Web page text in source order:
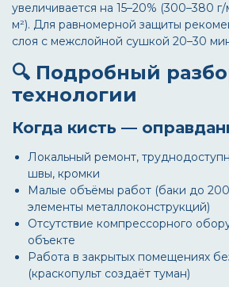
увеличивается на 15–20% (300–380
м²). Для равномерной защиты
слоя с межслойной сушкой 20–30
🔍 Подробный
технологии
Когда кисть —
Локальный ремонт,
швы, кромки
Малые объёмы работ (баки до
элементы металлоконструкций)
Отсутствие компрессорного
объекте
Работа в закрытых помещениях
(краскопульт создаёт туман)